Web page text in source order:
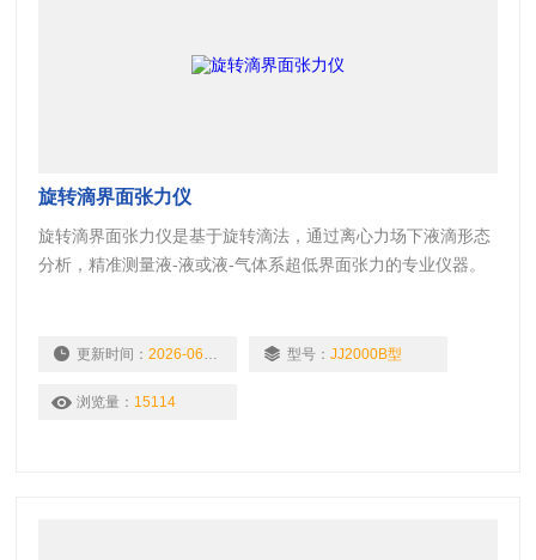
旋转滴界面张力仪
旋转滴界面张力仪是基于旋转滴法，通过离心力场下液滴形态
分析，精准测量液-液或液-气体系超低界面张力的专业仪器。
研究与工业质控的核心设备。
更新时间：2026-06-12 型号：JJ2000B型
浏览量： 15114